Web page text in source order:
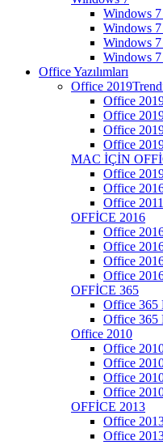
Windows
Windows 7
Windows
Windows
Office Yazılımları
Office 2019
Office
Office
Office
Office
MAC İÇİN
Office
Office
Office
OFFİCE 2016
Office
Office
Office
Office
OFFİCE 365
Office 365
Office 365
Office 2010
Office
Office
Office
Office
OFFİCE 2013
Office
Office